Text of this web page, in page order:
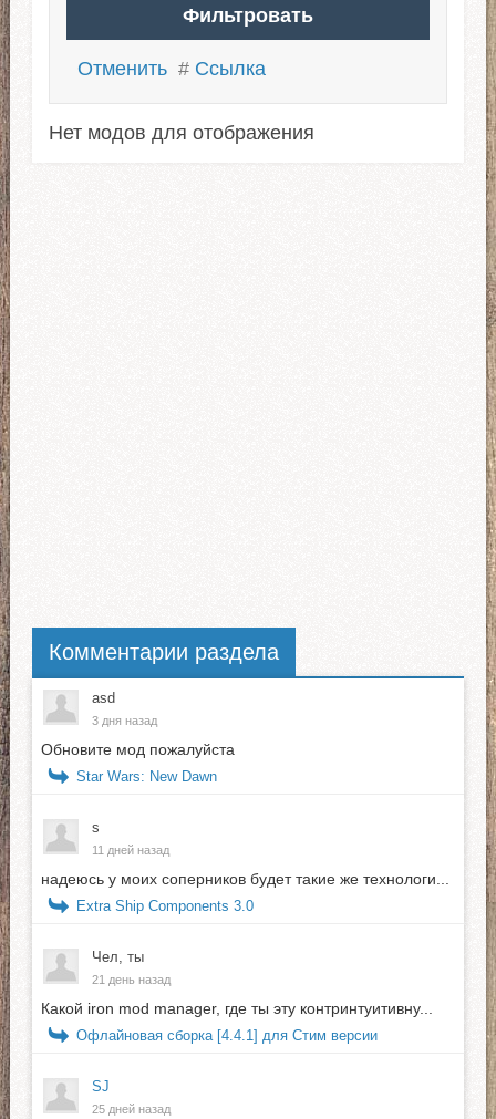
Отменить # Ссылка
Нет модов для отображения
Комментарии раздела
asd
3 дня назад
Обновите мод пожалуйста
Star Wars: New Dawn
s
11 дней назад
надеюсь у моих соперников будет такие же технологи...
Extra Ship Components 3.0
Чел, ты
21 день назад
Какой iron mod manager, где ты эту контринтуитивну...
Офлайновая сборка [4.4.1] для Стим версии
SJ
25 дней назад